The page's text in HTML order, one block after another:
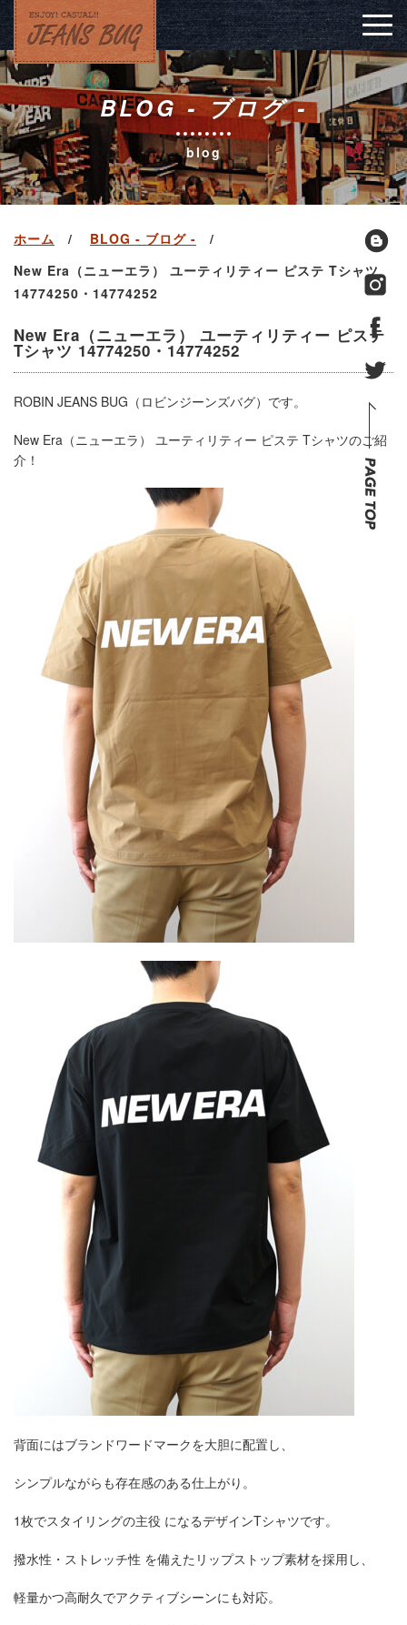
BLOG - ブログ -
blog
ホーム
BLOG - ブログ -
New Era（ニューエラ） ユーティリティー ピステ Tシャツ
14774250・14774252
New Era（ニューエラ） ユーティリティー ピステ
Tシャツ 14774250・14774252
ROBIN JEANS BUG（ロビンジーンズバグ）です。
New Era（ニューエラ） ユーティリティー ピステ Tシャツのご紹
介！
背面にはブランドワードマークを大胆に配置し、
シンプルながらも存在感のある仕上がり。
1枚でスタイリングの主役 になるデザインTシャツです。
撥水性・ストレッチ性 を備えたリップストップ素材を採用し、
軽量かつ高耐久でアクティブシーンにも対応。